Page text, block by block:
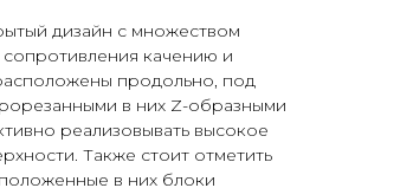
дизайн с множеством
качению и
продольно, под
в них Z-образными
реализовывать высокое
Также стоит отметить
в них блоки